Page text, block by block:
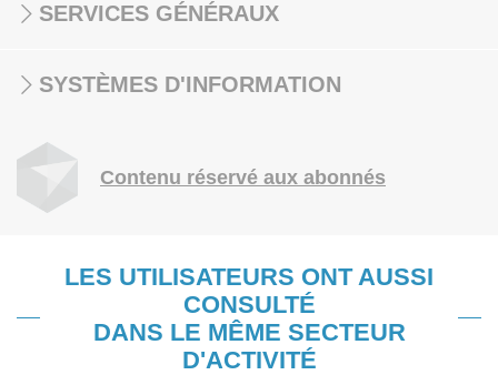
SERVICES GÉNÉRAUX
SYSTÈMES D'INFORMATION
Contenu réservé aux abonnés
LES UTILISATEURS ONT AUSSI
CONSULTÉ
DANS LE MÊME SECTEUR
D'ACTIVITÉ